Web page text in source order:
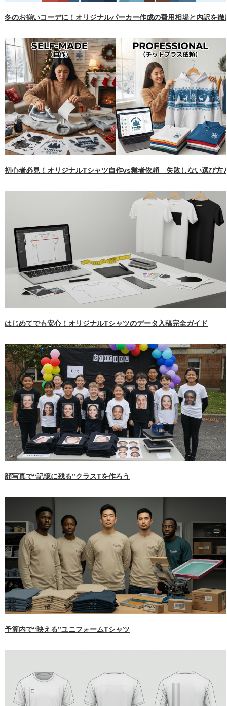
冬のお揃いコーデに！オリジナルパーカー作成の費用相場と内訳を徹
初心者必見！オリジナルTシャツ自作vs業者依頼 失敗しない選び方
はじめてでも安心！オリジナルTシャツのデータ入稿完全ガイド
顔写真で“記憶に残る”クラスTを作ろう
予算内で“映える”ユニフォームTシャツ